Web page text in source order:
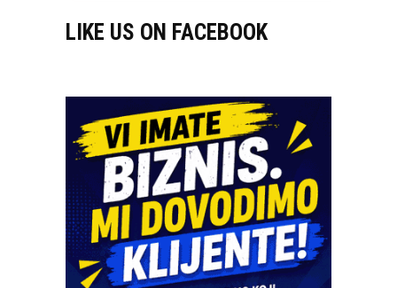
LIKE US ON FACEBOOK